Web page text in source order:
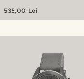
535,00 Lei